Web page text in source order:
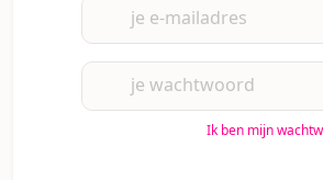
je e-mailadres
je wachtwoord
Ik ben mijn